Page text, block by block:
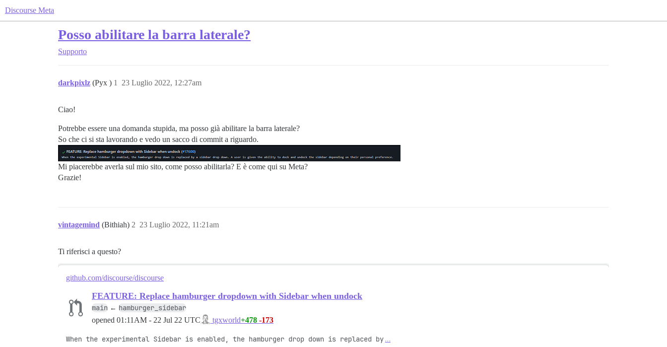
Discourse Meta
Posso abilitare la barra laterale?
Supporto
darkpixlz (Pyx ) 23 Luglio 2022, 12:27am
1
Ciao!
Potrebbe essere una domanda stupida, ma posso già abilitare la barra laterale?
So che ci si sta lavorando e vedo un sacco di commit a riguardo.
Mi piacerebbe averla sul mio sito, come posso abilitarla? E è come qui su Meta?
Grazie!
vintagemind (Bithiah) 23 Luglio 2022, 11:21am
2
Ti riferisci a questo?
github.com/discourse/discourse
FEATURE: Replace hamburger dropdown with Sidebar when undock
main ← hamburger_sidebar
opened 01:11AM - 22 Jul 22 UTC tgxworld+478 -173
When the experimental Sidebar is enabled, the hamburger drop down is replaced by …